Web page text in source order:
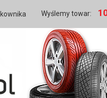
Wyślemy towar: